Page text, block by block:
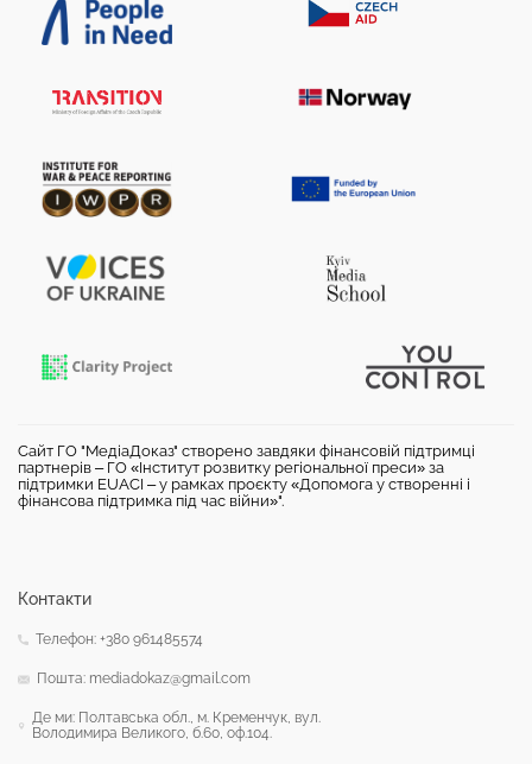
Сайт ГО "МедіаДоказ" створено завдяки фінансовій підтримці
партнерів – ГО «Інститут розвитку регіональної преси» за
підтримки EUACI – у рамках проєкту «Допомога у створенні і
фінансова підтримка під час війни»".
Контакти
Телефон: +380 961485574
Пошта: mediadokaz@gmail.com
Де ми: Полтавська обл., м. Кременчук, вул.
Володимира Великого, б.60, оф.104.